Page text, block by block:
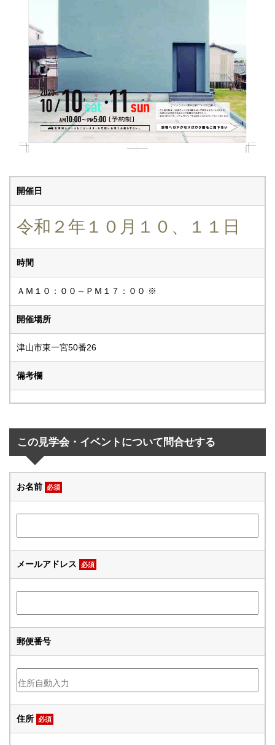
開催日
令和２年１０月１０、１１日
時間
ＡＭ１０：００～ＰＭ１７：００ ※
開催場所
津山市東一宮50番26
備考欄
この見学会・イベントについて問合せする
お名前 必須
メールアドレス 必須
郵便番号
住所 必須